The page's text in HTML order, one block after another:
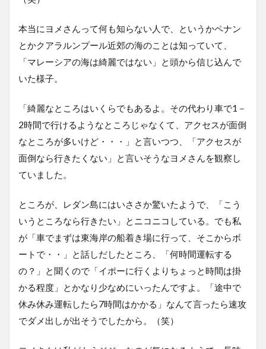
本当にヨメさんって何も知らない人で、というかペナン
とかクアラルンプール近郊の海のことは知っていて、
「マレーシアの海は綺麗ではない」と頭から信じ込んで
いた様子。
「綺麗なところはいくらでもあるよ。その代わり車で1－
2時間で行けるようなところじゃなくて、アクセスが面倒
なところが多いけど・・・」と言いつつ、「アクセスが
面倒なら行きたくない」と言いそうなヨメさんを観察し
ていました。
ところが、レダン島にはいささか驚いたようで、「こう
いうところなら行きたい」とニコニコしている。でも私
が「車でまずは東海岸の船着き場に行って、そこからボ
ートで・・」と話しだしたところ、「何時間運転する
の？」と聞くので「イポーに行くよりちょっと時間は掛
かる程度」とかなり少なめにいったんですよ。「途中で
休み休み運転したら7時間はかかる」なんて言ったら速攻
でダメ出しが出そうでしたから。（笑）